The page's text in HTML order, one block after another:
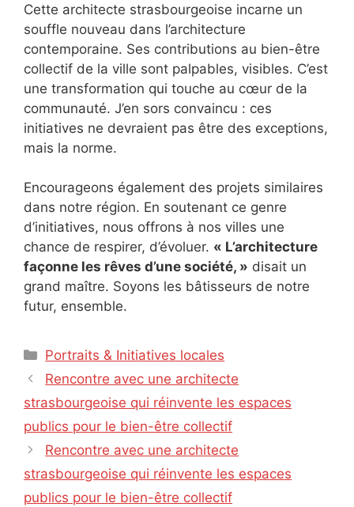
Cette architecte strasbourgeoise incarne un
souffle nouveau dans l’architecture
contemporaine. Ses contributions au bien-être
collectif de la ville sont palpables, visibles. C’est
une transformation qui touche au cœur de la
communauté. J’en sors convaincu : ces
initiatives ne devraient pas être des exceptions,
mais la norme.
Encourageons également des projets similaires
dans notre région. En soutenant ce genre
d’initiatives, nous offrons à nos villes une
chance de respirer, d’évoluer. « L’architecture
façonne les rêves d’une société, » disait un
grand maître. Soyons les bâtisseurs de notre
futur, ensemble.
Catégories
Portraits & Initiatives locales
Rencontre avec une architecte
strasbourgeoise qui réinvente les espaces
publics pour le bien-être collectif
Rencontre avec une architecte
strasbourgeoise qui réinvente les espaces
publics pour le bien-être collectif